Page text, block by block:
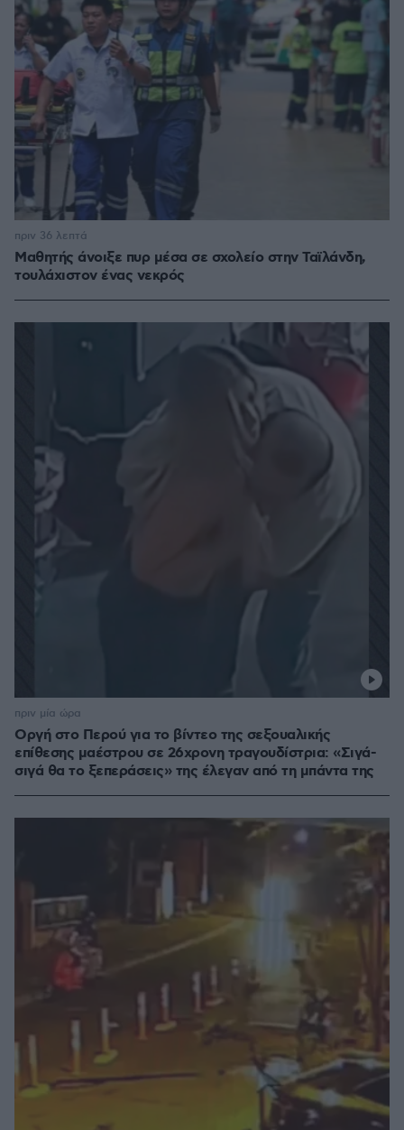
Μαθητής άνοιξε πυρ μέσα σε σχολείο στην Ταϊλάνδη,
τουλάχιστον ένας νεκρός
πριν 36 λεπτά
Οργή στο Περού για το βίντεο της σεξουαλικής
επίθεσης μαέστρου σε 26χρονη τραγουδίστρια: «Σιγά-
σιγά θα το ξεπεράσεις» της έλεγαν από τη μπάντα της
πριν μία ώρα